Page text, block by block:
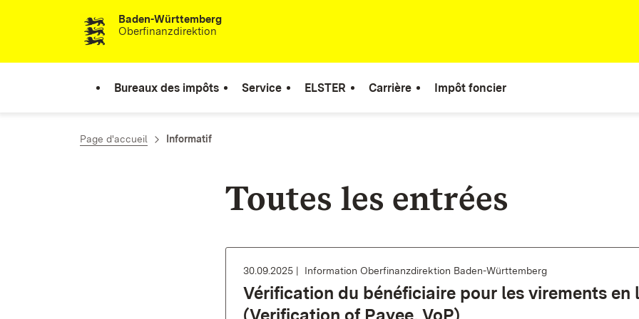
Passer au contenuBaden-Württemberg
Oberfinanzdirektion
Bureaux des impôts Service ELSTER Carrière Impôt foncier
Page d'accueil Informatif
Toutes les entrées
30.09.2025 Information Oberfinanzdirektion Baden-Württemberg
Vérification du bénéficiaire pour les virements en